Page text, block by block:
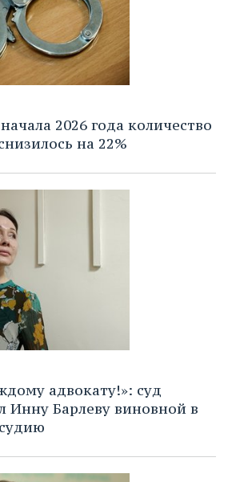
2026 года количество
на 22%
адвокату!»: суд
Инну Барлеву виновной в